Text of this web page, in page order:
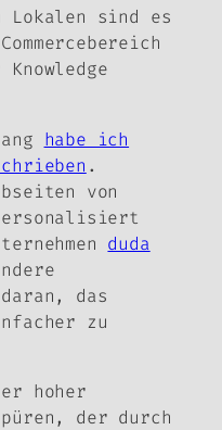
Lokalen sind es
habe ich
.
von
duda
das
zu
hoher
der durch